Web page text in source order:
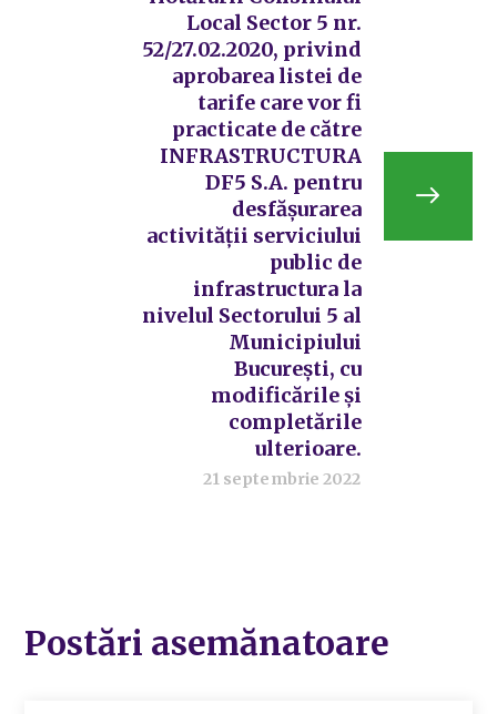
Local Sector 5 nr.
52/27.02.2020, privind
aprobarea listei de
tarife care vor fi
practicate de către
INFRASTRUCTURA
DF5 S.A. pentru
desfășurarea
activității serviciului
public de
infrastructura la
nivelul Sectorului 5 al
Municipiului
București, cu
modificările și
completările
ulterioare.
21 septembrie 2022
Postări asemănatoare